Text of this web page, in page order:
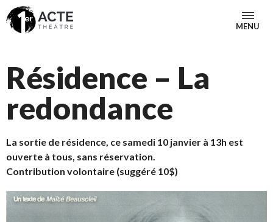
MENU
Résidence – La
redondance
La sortie de résidence, ce samedi 10 janvier à 13h est
ouverte à tous, sans réservation.
Contribution volontaire (suggéré 10$)